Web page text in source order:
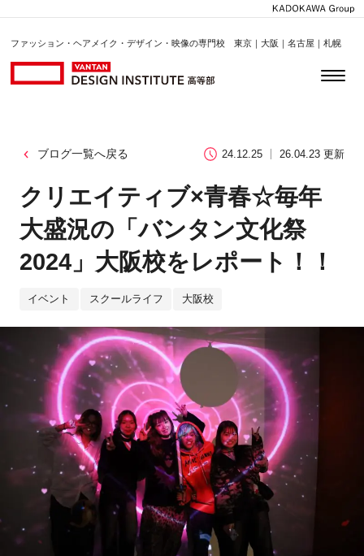
ファッション・ヘアメイク・デザイン・映像の専門校 東京｜大阪｜名古屋｜札幌
ブログ一覧へ戻る 24.12.25 26.04.23 更新
クリエイティブ×青春☆毎年
大盛況の「バンタン文化祭
2024」大阪校をレポート！！
イベント スクールライフ 大阪校